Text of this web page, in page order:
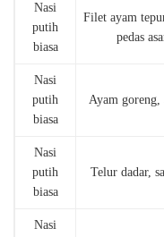
Nasi
putih
biasa
Filet ayam
pedas
Nasi
putih
biasa
Ayam goreng,
Nasi
putih
biasa
Telur dadar,
Nasi